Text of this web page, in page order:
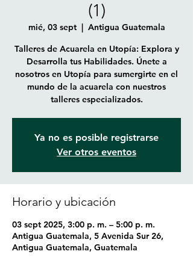
(1)
mié, 03 sept
  |
Antigua Guatemala
Talleres de Acuarela en Utopía: Explora y
Desarrolla tus Habilidades. Únete a
nosotros en Utopía para sumergirte en el
mundo de la acuarela con nuestros
talleres especializados.
Ya no es posible registrarse
Ver otros eventos
Horario y ubicación
03 sept 2025, 3:00 p. m. – 5:00 p. m.
Antigua Guatemala, 5 Avenida Sur 26,
Antigua Guatemala, Guatemala